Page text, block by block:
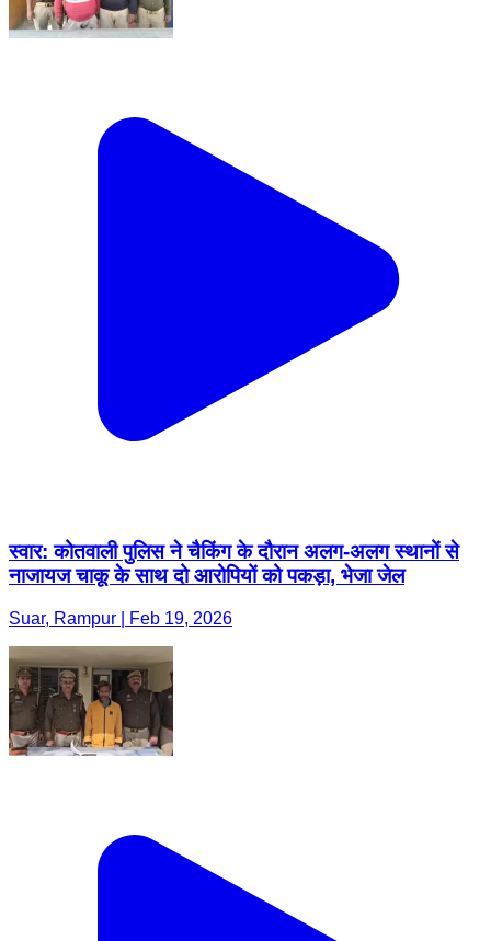
स्वार: कोतवाली पुलिस ने चैकिंग के दौरान अलग-अलग स्थानों से
नाजायज चाकू के साथ दो आरोपियों को पकड़ा, भेजा जेल
Suar, Rampur | Feb 19, 2026